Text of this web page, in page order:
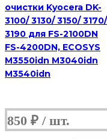
очистки Kyocera DK-
3100/ 3130/ 3150/ 3170/
3190 для FS-2100DN
FS-4200DN, ECOSYS
M3550idn M3040idn
M3540idn
850 ₽